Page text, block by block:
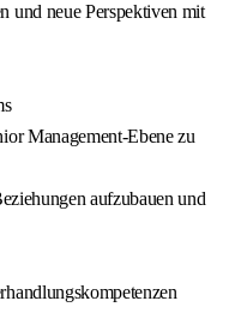
und neue Perspektiven mit
Management-Ebene zu
aufzubauen und